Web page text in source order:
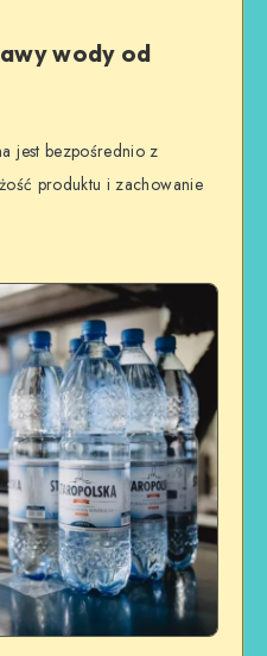
wody od
jest bezpośrednio z
produktu i zachowanie